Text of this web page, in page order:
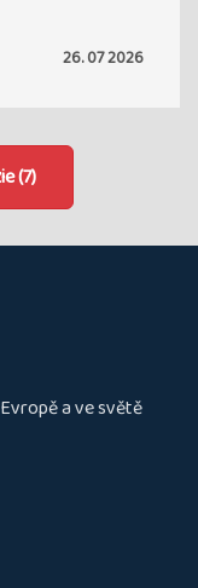
26. 07 2026
(7)
a ve světě